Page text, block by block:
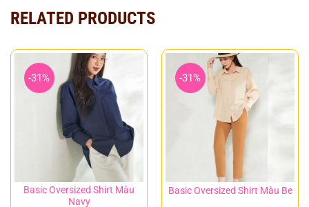
RELATED PRODUCTS
-31%
Basic Oversized Shirt Màu
Navy
-31%
Basic Oversized Shirt Màu Be